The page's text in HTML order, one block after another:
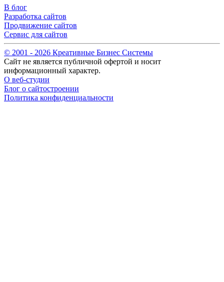
В блог
Разработка сайтов
Продвижение сайтов
Сервис для сайтов
© 2001 - 2026 Креативные Бизнес Системы
Сайт не является публичной офертой и носит
информационный характер.
О веб-студии
Блог о сайтостроении
Политика конфиденциальности